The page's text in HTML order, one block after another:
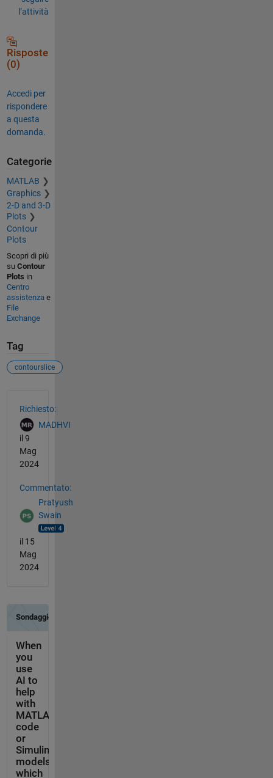
l’attività
Risposte
(0)
Accedi per
rispondere
a questa
domanda.
Categorie
MATLAB
Graphics
2-D and 3-D
Plots
Contour
Plots
Scopri di più
su Contour
Plots in
Centro
assistenzae
File
Exchange
Tag
contourslice
Richiesto:
MADHVI
il 9
Mag
2024
Commentato:
Pratyush
Swain
il 15
Mag
2024